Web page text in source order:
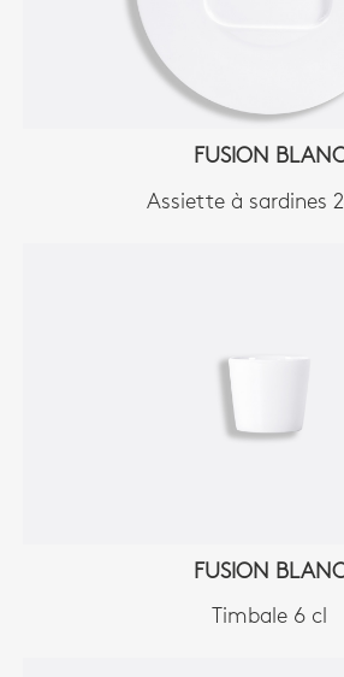
FUSION
Assiette à sardines
FUSION
Timbale 6 cl